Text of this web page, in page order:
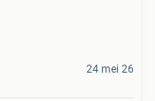
24 mei 26